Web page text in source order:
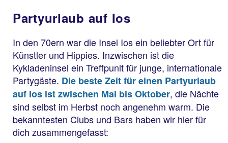
Partyurlaub auf Ios
In den 70ern war die Insel Ios ein beliebter Ort für
Künstler und Hippies. Inzwischen ist die
Kykladeninsel ein Treffpunlt für junge, internationale
Partygäste. Die beste Zeit für einen Partyurlaub
auf Ios ist zwischen Mai bis Oktober, die Nächte
sind selbst im Herbst noch angenehm warm. Die
bekanntesten Clubs und Bars haben wir hier für
dich zusammengefasst: